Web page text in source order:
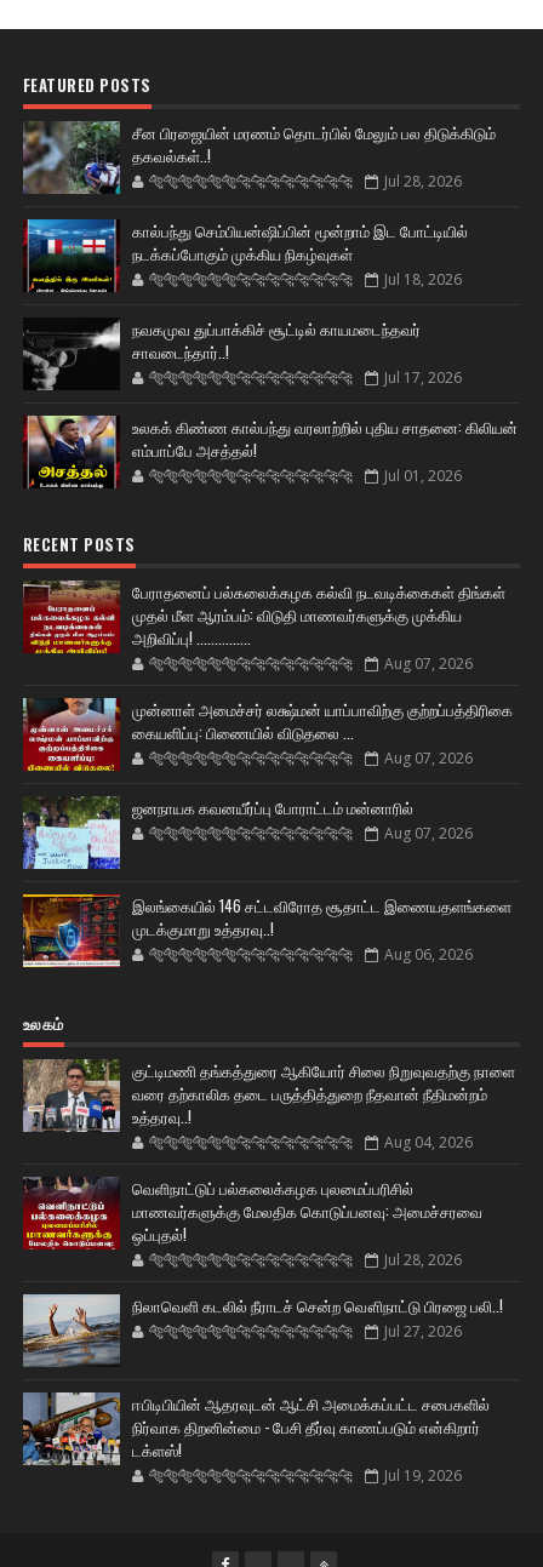
FEATURED POSTS
சீன பிரஜையின் மரணம் தொடர்பில் மேலும் பல திடுக்கிடும்
தகவல்கள்..!
🐅🐅🐅🐅🐅🐅🐆🐆🐆🐆🐆🐆🐆🐆 Jul 28, 2026
கால்பந்து செம்பியன்ஷிப்பின் மூன்றாம் இட போட்டியில்
நடக்கப்போகும் முக்கிய நிகழ்வுகள்
🐅🐅🐅🐅🐅🐅🐆🐆🐆🐆🐆🐆🐆🐆 Jul 18, 2026
நவகமுவ துப்பாக்கிச் சூட்டில் காயமடைந்தவர்
சாவடைந்தார்..!
🐅🐅🐅🐅🐅🐅🐆🐆🐆🐆🐆🐆🐆🐆 Jul 17, 2026
உலகக் கிண்ண கால்பந்து வரலாற்றில் புதிய சாதனை: கிலியன்
எம்பாப்பே அசத்தல்!
🐅🐅🐅🐅🐅🐅🐆🐆🐆🐆🐆🐆🐆🐆 Jul 01, 2026
RECENT POSTS
பேராதனைப் பல்கலைக்கழக கல்வி நடவடிக்கைகள் திங்கள்
முதல் மீள ஆரம்பம்: விடுதி மாணவர்களுக்கு முக்கிய
அறிவிப்பு! ...............
🐅🐅🐅🐅🐅🐅🐆🐆🐆🐆🐆🐆🐆🐆 Aug 07, 2026
முன்னாள் அமைச்சர் லக்ஷ்மன் யாப்பாவிற்கு குற்றப்பத்திரிகை
கையளிப்பு: பிணையில் விடுதலை ...
🐅🐅🐅🐅🐅🐅🐆🐆🐆🐆🐆🐆🐆🐆 Aug 07, 2026
ஜனநாயக கவனயீர்ப்பு போராட்டம் மன்னாரில்
🐅🐅🐅🐅🐅🐅🐆🐆🐆🐆🐆🐆🐆🐆 Aug 07, 2026
இலங்கையில் 146 சட்டவிரோத சூதாட்ட இணையதளங்களை
முடக்குமாறு உத்தரவு..!
🐅🐅🐅🐅🐅🐅🐆🐆🐆🐆🐆🐆🐆🐆 Aug 06, 2026
உலகம்
குட்டிமணி தங்கத்துரை ஆகியோர் சிலை நிறுவுவதற்கு நாளை
வரை தற்காலிக தடை பருத்தித்துறை நீதவான் நீதிமன்றம்
உத்தரவு..!
🐅🐅🐅🐅🐅🐅🐆🐆🐆🐆🐆🐆🐆🐆 Aug 04, 2026
வெளிநாட்டுப் பல்கலைக்கழக புலமைப்பரிசில்
மாணவர்களுக்கு மேலதிக கொடுப்பனவு: அமைச்சரவை
ஒப்புதல்!
🐅🐅🐅🐅🐅🐅🐆🐆🐆🐆🐆🐆🐆🐆 Jul 28, 2026
நிலாவெளி கடலில் நீராடச் சென்ற வௌிநாட்டு பிரஜை பலி..!
🐅🐅🐅🐅🐅🐅🐆🐆🐆🐆🐆🐆🐆🐆 Jul 27, 2026
ஈபிடிபியின் ஆதரவுடன் ஆட்சி அமைக்கப்பட்ட சபைகளில்
நிர்வாக திறனின்மை - பேசி தீர்வு காணப்படும் என்கிறார்
டக்ளஸ்!
🐅🐅🐅🐅🐅🐅🐆🐆🐆🐆🐆🐆🐆🐆 Jul 19, 2026